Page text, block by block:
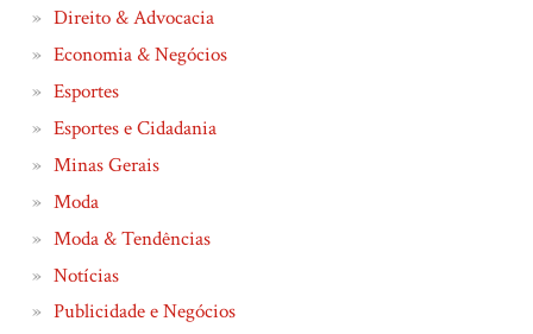
Direito & Advocacia
Economia & Negócios
Esportes
Esportes e Cidadania
Minas Gerais
Moda
Moda & Tendências
Notícias
Publicidade e Negócios